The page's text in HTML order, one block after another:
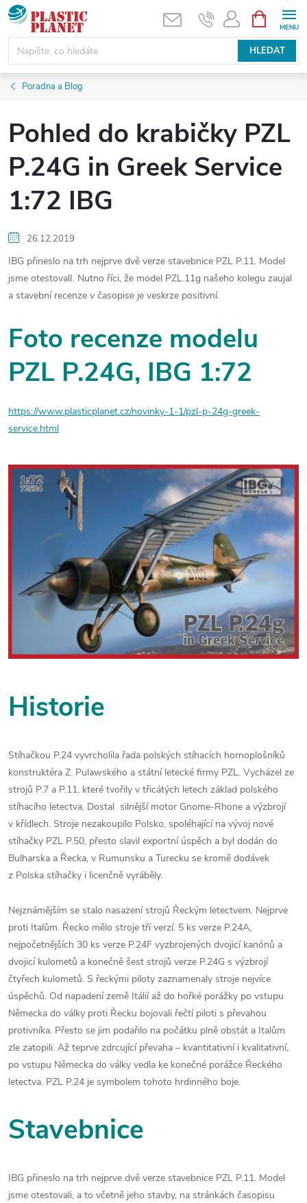
Přejít
na
obsah
HLEDAT
NÁKUPNÍ
KOŠÍK
Poradna a Blog
Pohled do krabičky PZL
P.24G in Greek Service
1:72 IBG
26.12.2019
IBG přineslo na trh nejprve dvě verze stavebnice PZL P.11. Model
jsme otestovalI. Nutno říci, že model PZL.11g našeho kolegu zaujal
a stavební recenze v časopise je veskrze positivní.
Foto recenze modelu
PZL P.24G, IBG 1:72
https://www.plasticplanet.cz/novinky-1-1/pzl-p-24g-greek-
service.html
Historie
Stíhačkou P.24 vyvrcholila řada polských stíhacích hornoplošníků
konstruktéra Z. Pulawského a státní letecké firmy PZL. Vycházel ze
strojů P.7 a P.11, které tvořily v třicátých letech základ polského
stíhacího letectva. Dostal silnější motor Gnome-Rhone a výzbrojí
v křídlech. Stroje nezakoupilo Polsko, spoléhající na vývoj nové
stíhačky PZL P.50, přesto slavil exportní úspěch a byl dodán do
Bulharska a Řecka, v Rumunsku a Turecku se kromě dodávek
z Polska stíhačky i licenčně vyráběly.
Nejznámějším se stalo nasazení strojů Řeckým letectvem. Nejprve
proti Italům. Řecko mělo stroje tří verzí. 5 ks verze P.24A,
nejpočetnějších 30 ks verze P.24F vyzbrojených dvojicí kanónů a
dvojicí kulometů a konečně šest strojů verze P.24G s výzbrojí
čtyřech kulometů. S řeckými piloty zaznamenaly stroje nejvíce
úspěchů. Od napadení země Itálií až do hořké porážky po vstupu
Německa do války proti Řecku bojovali řečtí piloti s převahou
protivníka. Přesto se jim podařilo na počátku plně obstát a Italům
zle zatopili. Až teprve zdrcující převaha – kvantitativní i kvalitativní,
po vstupu Německa do války vedla ke konečné porážce Řeckého
letectva. PZL P.24 je symbolem tohoto hrdinného boje.
Stavebnice
IBG přineslo na trh nejprve dvě verze stavebnice PZL P.11. Model
jsme otestovali, a to včetně jeho stavby, na stránkách časopisu